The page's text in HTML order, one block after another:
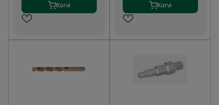
Korvi Korvi